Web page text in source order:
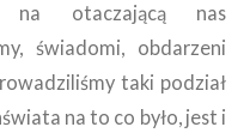
na otaczającą nas
świadomi, obdarzeni
taki podział
na to co było, jest i